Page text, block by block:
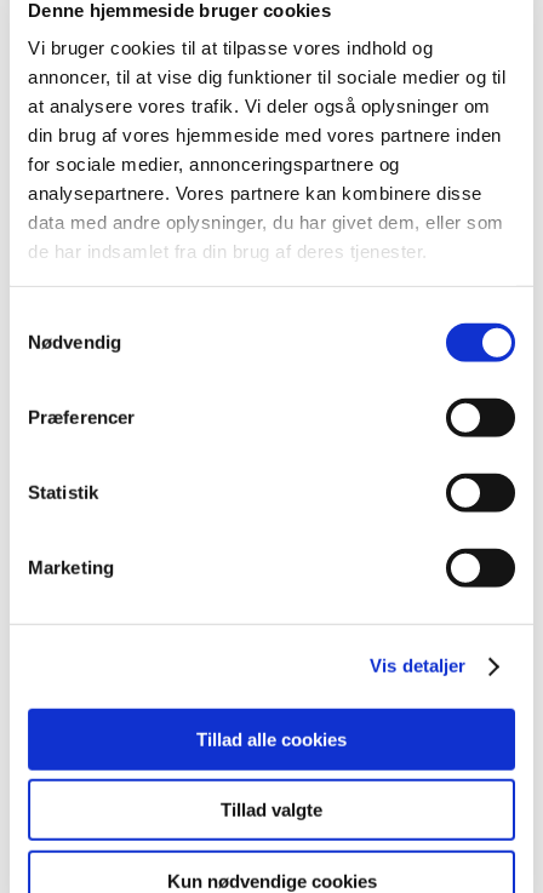
Denne hjemmeside bruger cookies
Vi bruger cookies til at tilpasse vores indhold og
annoncer, til at vise dig funktioner til sociale medier og til
at analysere vores trafik. Vi deler også oplysninger om
din brug af vores hjemmeside med vores partnere inden
for sociale medier, annonceringspartnere og
analysepartnere. Vores partnere kan kombinere disse
data med andre oplysninger, du har givet dem, eller som
de har indsamlet fra din brug af deres tjenester.
Nødvendig
Præferencer
Statistik
Marketing
Vis detaljer
Tillad alle cookies
Tillad valgte
Kun nødvendige cookies
lægemiddelinduceret leverskade (DILI)
|2. november 2020|
Der er for nyligt indberettet svære, inklusive fatale,
tilfælde af lægemiddelinduceret leverskade (DILI) ved …
Systemiske og inhalerede fluoroquinoloner:
risiko for hjerteklapinsufficiens
|2. november 2020 |
Indehavere af markedsføringstilladelserne for
fluoroquinolon-antibiotika vil gerne efter aftale med…
Global kampagne sætter endnu en gang fokus
formodede bivirkninger
indberetning af bivirkninger er netop skudt i gang. For
…
Danskernes forbrug af opioider er faldende
Den samlede mængde solgte opioider er faldet med godt
Forrige 1 2
TID